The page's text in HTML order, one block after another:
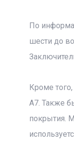
По
шести до
Кроме
А7. Также
покрытия.